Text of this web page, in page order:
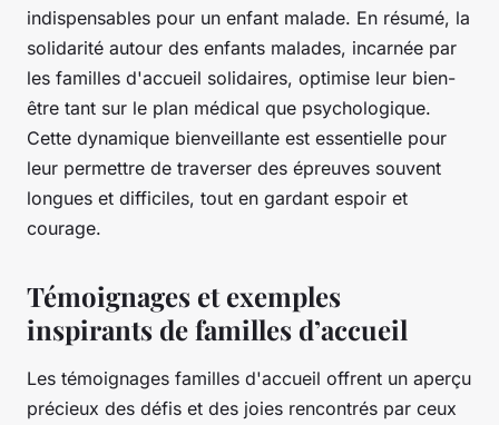
indispensables pour un enfant malade. En résumé, la
solidarité autour des enfants malades, incarnée par
les familles d'accueil solidaires, optimise leur bien-
être tant sur le plan médical que psychologique.
Cette dynamique bienveillante est essentielle pour
leur permettre de traverser des épreuves souvent
longues et difficiles, tout en gardant espoir et
courage.
Témoignages et exemples
inspirants de familles d’accueil
Les témoignages familles d'accueil offrent un aperçu
précieux des défis et des joies rencontrés par ceux